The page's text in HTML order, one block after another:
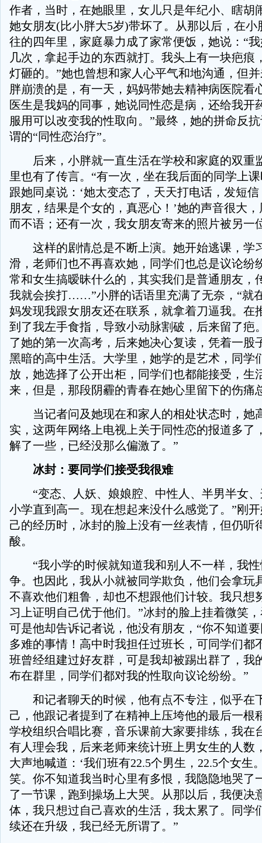
作者，当时，在她眼里，女儿只是年纪小、瞎胡
她女朋友(比小胖大5岁)带坏了。从那以后，在小
往的四年里，家庭暴力成了家常便饭，她说：“
几次，拿起手边的东西就打。我头上有一块疤痕
灯砸的。”她也曾想和家人心平气和地沟通，但
胖崩溃的是，有一天，妈妈带她去精神病医院看
医生是我妈的同事，她说同性恋是病，还给我开
服用可以改变我的性取向。”最终，她的拼命反
谓的“同性恋治疗”。
后来，小胖就一直生活在学校和家庭的双重
里也有了传言。“有一次，坐在我后面的同学上
跟她同桌说：‘她太变态了，天天打电话，发短
朋友，结果是个女的，真恶心！’她的声音很大
而不语；还有一次，我女朋友寄来的照片被另一
这样的剧情总是不断上演。她开始逃课，学
滑，老师们也不再喜欢她，同学们也总是议论纷
常和女生搞暧昧什么的，其实我们是普通朋友，
我就会挨打……”小胖的话语里充满了无奈，“就
妈发现我跟女朋友还在联系，就拿着刀逼我。在
到了我左手食指，导致小动脉割破，后来留了疤
了她的第一次高考，后来她决心复读，凭着一股
黑暗的高中生活。大学里，她学的是艺术，同学
放，她选择了公开出柜，同学们也都能接受，生
来，但是，那段阴霾的青春在她心里留下的伤痛
当记者问及她现在和家人的相处状态时，她
实，这两年网络上电视上关于同性恋的报道多了
解了一些，已经没那么偏激了。”
冰封：要同学们接受我很难
“变态、人妖、娘娘腔、中性人、半男半女、
小学直到高一。现在想起来没什么感觉了。”刚
己的经历时，冰封的脸上没有一丝表情，但仍听
酸。
“我小学的时候就知道我和别人不一样，我性
争。也因此，我从小就被同学欺负，他们会拿玩
不喜欢他们粗鲁，却也不想跟他们计较。我只想
习上证明自己优于他们。”冰封的脸上挂着微笑
可是他却告诉记者说，他没有朋友，“你不知道
多难的事情！高中时我担任过班长，可同学们都
班曾经组建过好友群，可是我却被踢出群了，我
布在群里，同学们都对我的性取向议论纷纷。”
和记者聊天的时候，他有点不专注，似乎在
己，他跟记者提到了在精神上压垮他的最后一根
学校组织合唱比赛，音乐课前大家要排练，我在
有人理会我，后来老师来统计班上男女生的人数
大声地喊道：‘我们班有22.5个男生，22.5个女生
笑。你不知道我当时心里有多恨，我隐隐地哭了
了一节课，跑到操场上大哭。从那以后，我便决
体，我只想过自己喜欢的生活，我太累了。同学
续还在升级，我已经无所谓了。”